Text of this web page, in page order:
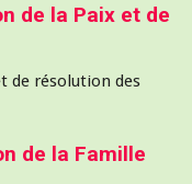
de la Paix et de
de résolution des
de la Famille